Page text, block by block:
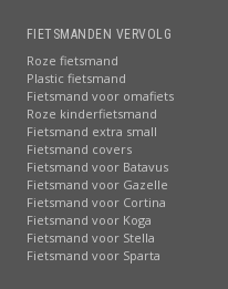
FIETSMANDEN VERVOLG
Roze fietsmand
Plastic fietsmand
Fietsmand voor omafiets
Roze kinderfietsmand
Fietsmand extra small
Fietsmand covers
Fietsmand voor Batavus
Fietsmand voor Gazelle
Fietsmand voor Cortina
Fietsmand voor Koga
Fietsmand voor Stella
Fietsmand voor Sparta